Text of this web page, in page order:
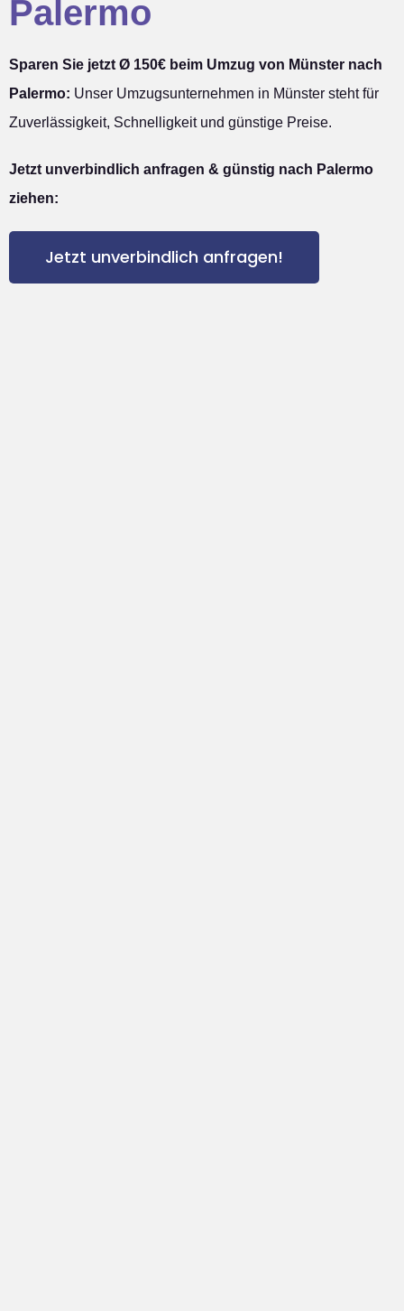
Palermo
Sparen Sie jetzt Ø 150€ beim Umzug von Münster nach
Palermo: Unser Umzugsunternehmen in Münster steht für
Zuverlässigkeit, Schnelligkeit und günstige Preise.
Jetzt unverbindlich anfragen & günstig nach Palermo
ziehen:
Jetzt unverbindlich anfragen!